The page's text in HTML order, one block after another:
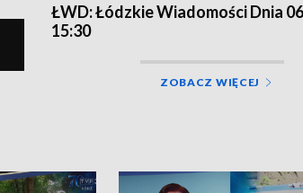
ŁWD: Łódzkie Wiadomości Dnia
15:30
ZOBACZ WIĘCEJ